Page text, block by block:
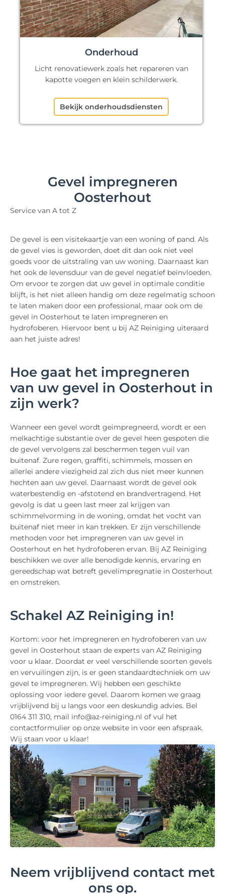
Onderhoud
Licht renovatiewerk zoals het repareren van
kapotte voegen en klein schilderwerk.
Bekijk onderhoudsdiensten
Gevel impregneren
Oosterhout
Service van A tot Z
De gevel is een visitekaartje van een woning of pand. Als
de gevel vies is geworden, doet dit dan ook niet veel
goeds voor de uitstraling van uw woning. Daarnaast kan
het ook de levensduur van de gevel negatief beïnvloeden.
Om ervoor te zorgen dat uw gevel in optimale conditie
blijft, is het niet alleen handig om deze regelmatig schoon
te laten maken door een professional, maar ook om de
gevel in Oosterhout te laten impregneren en
hydrofoberen. Hiervoor bent u bij AZ Reiniging uiteraard
aan het juiste adres!
Hoe gaat het impregneren
van uw gevel in Oosterhout in
zijn werk?
Wanneer een gevel wordt geïmpregneerd, wordt er een
melkachtige substantie over de gevel heen gespoten die
de gevel vervolgens zal beschermen tegen vuil van
buitenaf. Zure regen, graffiti, schimmels, mossen en
allerlei andere viezigheid zal zich dus niet meer kunnen
hechten aan uw gevel. Daarnaast wordt de gevel ook
waterbestendig en -afstotend en brandvertragend. Het
gevolg is dat u geen last meer zal krijgen van
schimmelvorming in de woning, omdat het vocht van
buitenaf niet meer in kan trekken. Er zijn verschillende
methoden voor het impregneren van uw gevel in
Oosterhout en het hydrofoberen ervan. Bij AZ Reiniging
beschikken we over alle benodigde kennis, ervaring en
gereedschap wat betreft gevelimpregnatie in Oosterhout
en omstreken.
Schakel AZ Reiniging in!
Kortom: voor het impregneren en hydrofoberen van uw
gevel in Oosterhout staan de experts van AZ Reiniging
voor u klaar. Doordat er veel verschillende soorten gevels
en vervuilingen zijn, is er geen standaardtechniek om uw
gevel te impregneren. Wij hebben een geschikte
oplossing voor iedere gevel. Daarom komen we graag
vrijblijvend bij u langs voor een deskundig advies. Bel
0164 311 310, mail info@az-reiniging.nl of vul het
contactformulier op onze website in voor een afspraak.
Wij staan voor u klaar!
Neem vrijblijvend contact met
ons op.